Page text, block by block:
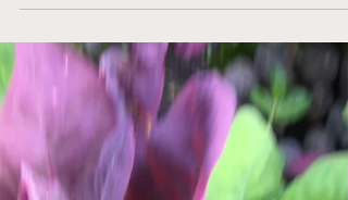
Jun 15, 2022
Recept: Ramslökspesto
100 g ramslök 3 dl solroskärnor 2-3 dl valfri olja 0,5
dl vatten 100 g smakrik ost salt, peppar och